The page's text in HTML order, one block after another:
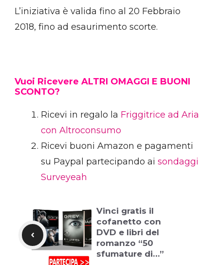
L’iniziativa è valida fino al 20 Febbraio
2018, fino ad esaurimento scorte.
Vuoi Ricevere ALTRI OMAGGI E BUONI
SCONTO?
Ricevi in regalo la Friggitrice ad Aria
con Altroconsumo
Ricevi buoni Amazon e pagamenti
su Paypal partecipando ai sondaggi
Surveyeah
Vinci gratis il
cofanetto con
DVD e libri del
romanzo “50
sfumature di…”